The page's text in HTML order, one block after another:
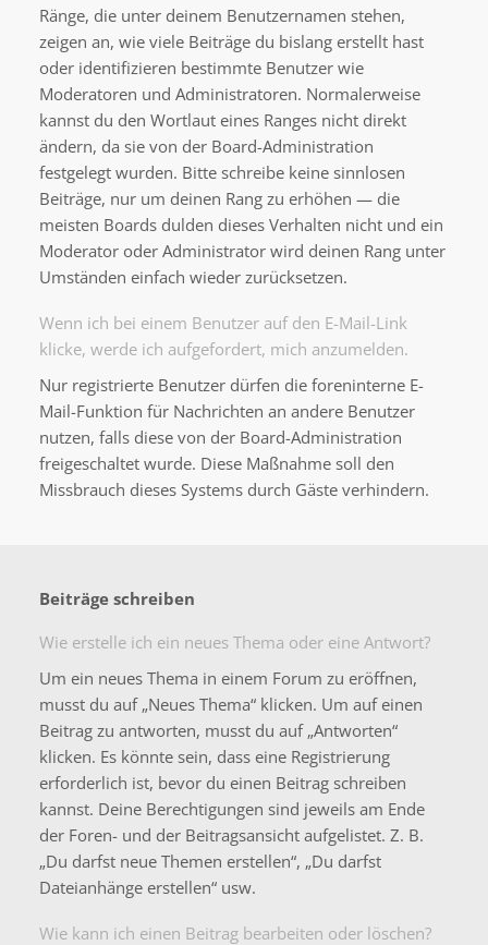
Ränge, die unter deinem Benutzernamen stehen,
zeigen an, wie viele Beiträge du bislang erstellt hast
oder identifizieren bestimmte Benutzer wie
Moderatoren und Administratoren. Normalerweise
kannst du den Wortlaut eines Ranges nicht direkt
ändern, da sie von der Board-Administration
festgelegt wurden. Bitte schreibe keine sinnlosen
Beiträge, nur um deinen Rang zu erhöhen — die
meisten Boards dulden dieses Verhalten nicht und ein
Moderator oder Administrator wird deinen Rang unter
Umständen einfach wieder zurücksetzen.
Wenn ich bei einem Benutzer auf den E-Mail-Link
klicke, werde ich aufgefordert, mich anzumelden.
Nur registrierte Benutzer dürfen die foreninterne E-
Mail-Funktion für Nachrichten an andere Benutzer
nutzen, falls diese von der Board-Administration
freigeschaltet wurde. Diese Maßnahme soll den
Missbrauch dieses Systems durch Gäste verhindern.
Beiträge schreiben
Wie erstelle ich ein neues Thema oder eine Antwort?
Um ein neues Thema in einem Forum zu eröffnen,
musst du auf „Neues Thema“ klicken. Um auf einen
Beitrag zu antworten, musst du auf „Antworten“
klicken. Es könnte sein, dass eine Registrierung
erforderlich ist, bevor du einen Beitrag schreiben
kannst. Deine Berechtigungen sind jeweils am Ende
der Foren- und der Beitragsansicht aufgelistet. Z. B.
„Du darfst neue Themen erstellen“, „Du darfst
Dateianhänge erstellen“ usw.
Wie kann ich einen Beitrag bearbeiten oder löschen?